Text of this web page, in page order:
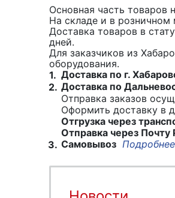
Основная часть товаров
На складе и в розничном
Доставка товаров в
дней.
Для заказчиков из
оборудования.
1. Доставка по г.
2. Доставка по
Отправка заказов
Оформить доставку в
Отгрузка через
Отправка через Почту
3. Самовывоз Подробнее